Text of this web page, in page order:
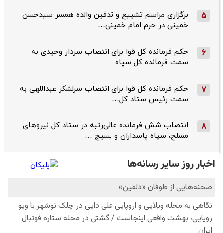
5
برگزاری مراسم تشییع و تدفین والده همسر سیدحسن
خمینی در حرم امام خمینی…
6
حکم فرمانده کل قوا برای انتصاب سردار وحیدی به
سمت فرمانده کل سپاه
7
حکم فرمانده کل قوا برای انتصاب سرلشکر عبداللهی به
سمت رئیس ستاد کل…
8
انتصاب شش فرمانده عالی‌رتبه در ستاد کل نیروهای
مسلح، سپاه پاسداران و بسیج …